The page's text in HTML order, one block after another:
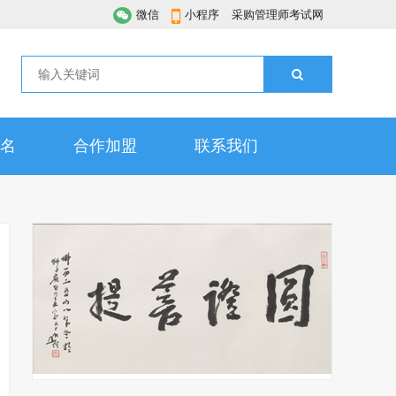
微信 小程序 采购管理师考试网
合作加盟 联系我们